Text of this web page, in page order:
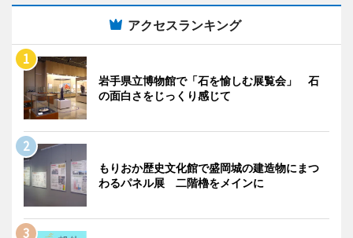
アクセスランキング
岩手県立博物館で「石を愉しむ展覧会」 石
の面白さをじっくり感じて
もりおか歴史文化館で盛岡城の建造物にまつ
わるパネル展 二階櫓をメインに